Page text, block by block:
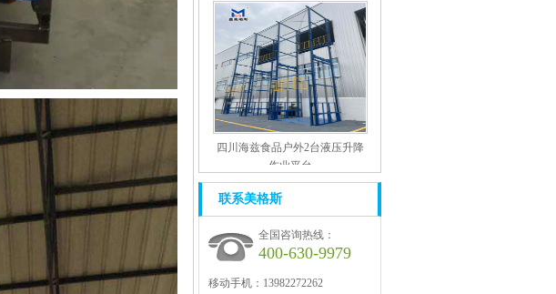
四川海兹食品户外2台液压升降
作业平台
联系美格斯
全国咨询热线：
400-630-9979
移动手机：13982272262